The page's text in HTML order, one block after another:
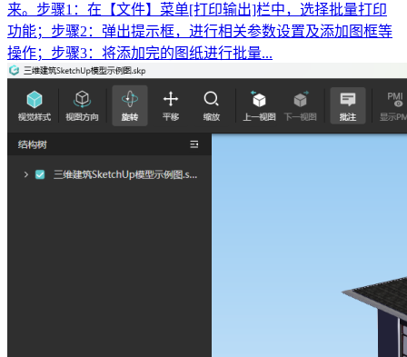
来。步骤1：在【文件】菜单[打印输出]栏中，选择批量打印
功能；步骤2：弹出提示框，进行相关参数设置及添加图框等
操作；步骤3：将添加完的图纸进行批量...